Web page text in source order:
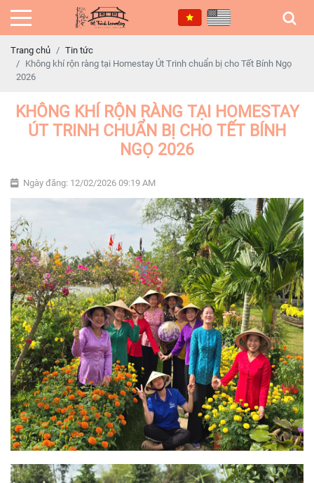
Trang chủ
Tin tức
Không khí rộn ràng tại Homestay Út Trinh chuẩn bị cho Tết Bính Ngọ
2026
KHÔNG KHÍ RỘN RÀNG TẠI HOMESTAY
ÚT TRINH CHUẨN BỊ CHO TẾT BÍNH
NGỌ 2026
Ngày đăng: 12/02/2026 09:19 AM